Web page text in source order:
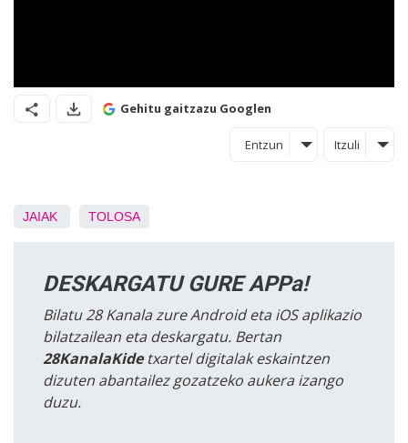
Gehitu gaitzazu Googlen
Entzun Itzuli
JAIAK TOLOSA
DESKARGATU GURE APPa!
Bilatu 28 Kanala zure Android eta iOS aplikazio
bilatzailean eta deskargatu. Bertan
28KanalaKidetxartel digitalak eskaintzen
dizuten abantailez gozatzeko aukera izango
duzu.